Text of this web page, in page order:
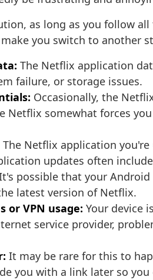
as long as you follow
you switch to another
The Netflix application
failure, or storage issues.
Occasionally, the
Netflix somewhat forces
The Netflix application
updates often
possible that your
latest version of Netflix.
or VPN usage: Your device
service provider,
It may be rare for this to
you with a link later so